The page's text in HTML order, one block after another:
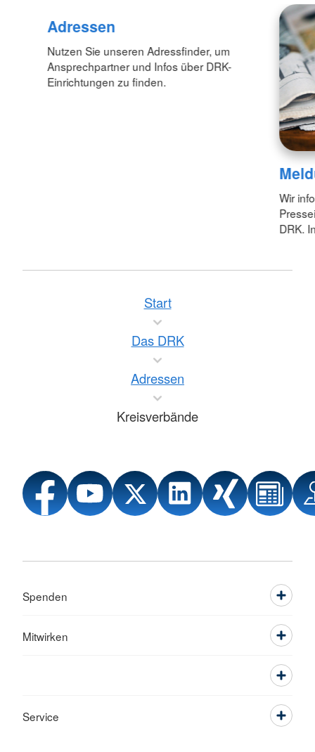
Adressen
Nutzen Sie unseren Adressfinder, um
Ansprechpartner und Infos über DRK-
Einrichtungen zu finden.
Wir
DRK.
Start
Das DRK
Adressen
Kreisverbände
Spenden
Mitwirken
Service